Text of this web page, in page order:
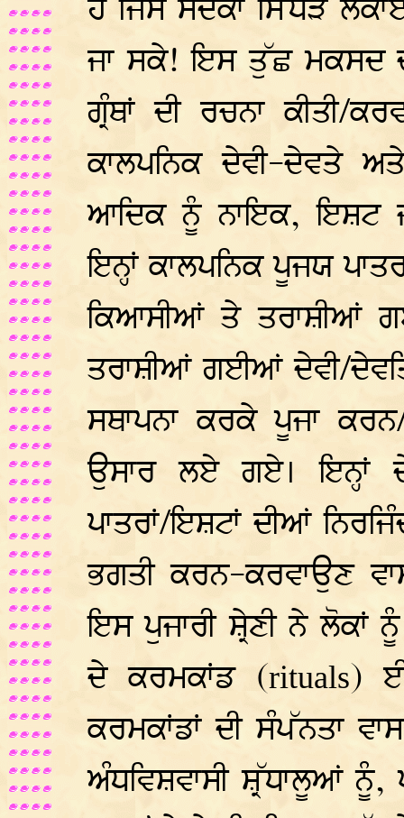
ਹੈ ਜਿਸ ਸਦਕਾ ਸਿੱਧੜ
ਜਾ ਸਕੇ! ਇਸ ਤੁੱਛ ਮਕਸਦ
ਗ੍ਰੰਥਾਂ ਦੀ ਰਚਨਾ ਕੀਤੀ/
ਕਾਲਪਨਿਕ ਦੇਵੀ-ਦੇਵਤੇ
ਆਦਿਕ ਨੂੰਨਾਇਕ, ਇਸ਼ਟ
ਇਨ੍ਹਾਂ ਕਾਲਪਨਿਕ ਪੂਜਯ
ਕਿਆਸੀਆਂ ਤੇ ਤਰਾਸ਼ੀਆਂ
ਤਰਾਸ਼ੀਆਂ ਗਈਆਂ ਦੇਵੀ/
ਸਥਾਪਨਾ ਕਰਕੇ ਪੂਜਾ
ਉਸਾਰ ਲਏ ਗਏ। ਇਨ੍ਹਾਂ
ਪਾਤਰਾਂ/ਇਸ਼ਟਾਂ ਦੀਆਂ
ਭਗਤੀ ਕਰਨ-ਕਰਵਾਉਣ
ਇਸ ਪੁਜਾਰੀ ਸ਼੍ਰੇਣੀ ਨੇ
ਦੇ ਕਰਮਕਾਂਡ (rituals)
ਕਰਮਕਾਂਡਾਂ ਦੀ ਸੰਪੱਨਤਾ
ਅੰਧਵਿਸ਼ਵਾਸੀ ਸ਼੍ਰੱਧਾਲੂਆਂ